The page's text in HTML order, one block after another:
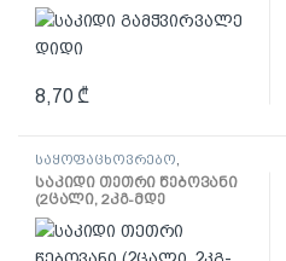
8,70 ₾
საყოფაცხოვრებო
საყოფაცხოვრებო
პლასტიკი
საკიდი თეთრი წებოვანი
(2ცალი, 2კგ-მდე
გამძლეობა)